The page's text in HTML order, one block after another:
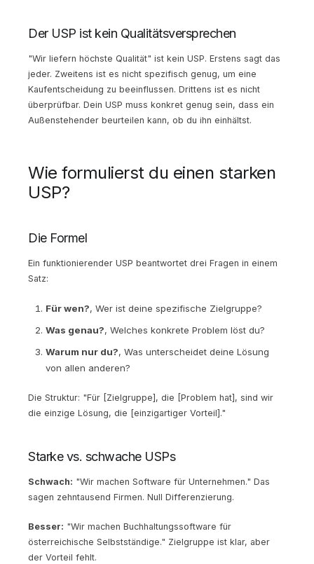
Der USP ist kein Qualitätsversprechen
"Wir liefern höchste Qualität" ist kein USP. Erstens sagt das
jeder. Zweitens ist es nicht spezifisch genug, um eine
Kaufentscheidung zu beeinflussen. Drittens ist es nicht
überprüfbar. Dein USP muss konkret genug sein, dass ein
Außenstehender beurteilen kann, ob du ihn einhältst.
Wie formulierst du einen starken
USP?
Die Formel
Ein funktionierender USP beantwortet drei Fragen in einem
Satz:
Für wen?, Wer ist deine spezifische Zielgruppe?
Was genau?, Welches konkrete Problem löst du?
Warum nur du?, Was unterscheidet deine Lösung
von allen anderen?
Die Struktur: "Für [Zielgruppe], die [Problem hat], sind wir
die einzige Lösung, die [einzigartiger Vorteil]."
Starke vs. schwache USPs
Schwach: "Wir machen Software für Unternehmen." Das
sagen zehntausend Firmen. Null Differenzierung.
Besser: "Wir machen Buchhaltungssoftware für
österreichische Selbstständige." Zielgruppe ist klar, aber
der Vorteil fehlt.